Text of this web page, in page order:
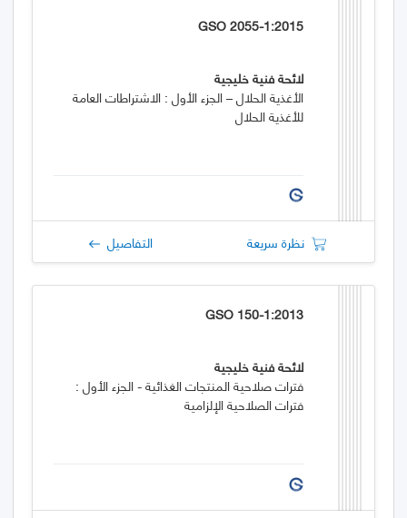
GSO 2055-1:2015
لائحة فنية خليجية
الأغذية الحلال – الجزء الأول : الاشتراطات العامة
للأغذية الحلال
نظرة سريعة التفاصيل
GSO 150-1:2013
لائحة فنية خليجية
فترات صلاحية المنتجات الغذائية - الجزء الأول :
فترات الصلاحية الإلزامية